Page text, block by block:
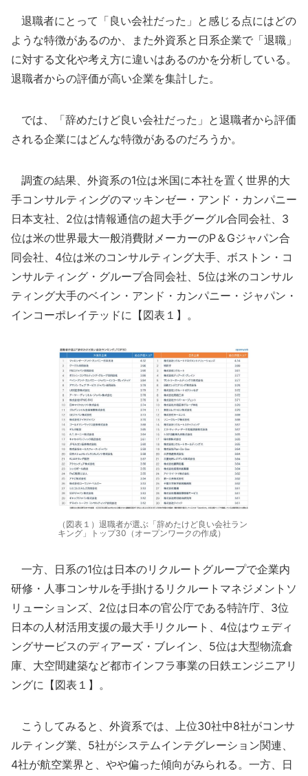
退職者にとって「良い会社だった」と感じる点にはどの
ような特徴があるのか、また外資系と日系企業で「退職」
に対する文化や考え方に違いはあるのかを分析している。
退職者からの評価が高い企業を集計した。
では、「辞めたけど良い会社だった」と退職者から評価
される企業にはどんな特徴があるのだろうか。
調査の結果、外資系の1位は米国に本社を置く世界的大
手コンサルティングのマッキンゼー・アンド・カンパニー
日本支社、2位は情報通信の超大手グーグル合同会社、3
位は米の世界最大一般消費財メーカーのP＆Gジャパン合
同会社、4位は米のコンサルティング大手、ボストン・コ
ンサルティング・グループ合同会社、5位は米のコンサル
ティング大手のベイン・アンド・カンパニー・ジャパン・
インコーポレイテッドに【図表１】。
（図表１）退職者が選ぶ「辞めたけど良い会社ラン
キング」トップ30（オープンワークの作成）
一方、日系の1位は日本のリクルートグループで企業内
研修・人事コンサルを手掛けるリクルートマネジメントソ
リューションズ、2位は日本の官公庁である特許庁、3位
日本の人材活用支援の最大手リクルート、4位はウェディ
ングサービスのディアーズ・ブレイン、5位は大型物流倉
庫、大空間建築など都市インフラ事業の日鉄エンジニアリ
ングに【図表１】。
こうしてみると、外資系では、上位30社中8社がコンサ
ルティング業、5社がシステムインテグレーション関連、
4社が航空業界と、やや偏った傾向がみられる。一方、日